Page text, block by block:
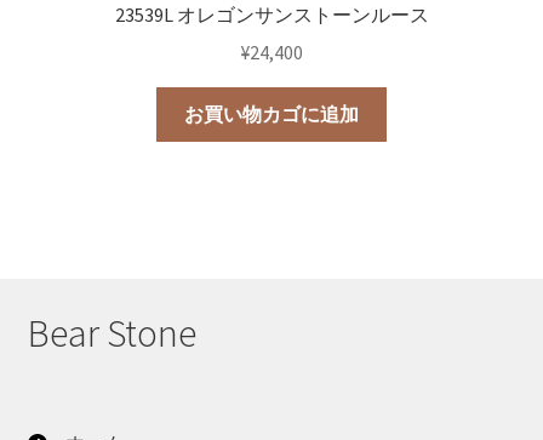
23539L オレゴンサンストーンルース
¥24,400
お買い物カゴに追加
Bear Stone